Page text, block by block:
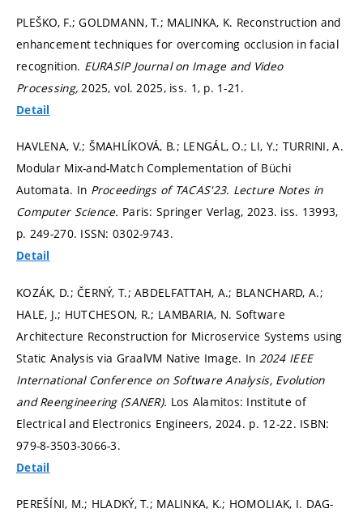
PLEŠKO, F.; GOLDMANN, T.; MALINKA, K. Reconstruction and
enhancement techniques for overcoming occlusion in facial
recognition. EURASIP Journal on Image and Video
Processing, 2025, vol. 2025, iss. 1, p. 1-21.
Detail
HAVLENA, V.; ŠMAHLÍKOVÁ, B.; LENGÁL, O.; LI, Y.; TURRINI, A.
Modular Mix-and-Match Complementation of Büchi
Automata. In Proceedings of TACAS'23. Lecture Notes in
Computer Science. Paris: Springer Verlag, 2023. iss. 13993,
p. 249-270. ISSN: 0302-9743.
Detail
KOZÁK, D.; ČERNÝ, T.; ABDELFATTAH, A.; BLANCHARD, A.;
HALE, J.; HUTCHESON, R.; LAMBARIA, N. Software
Architecture Reconstruction for Microservice Systems using
Static Analysis via GraalVM Native Image. In 2024 IEEE
International Conference on Software Analysis, Evolution
and Reengineering (SANER). Los Alamitos: Institute of
Electrical and Electronics Engineers, 2024. p. 12-22. ISBN:
979-8-3503-3066-3.
Detail
PEREŠÍNI, M.; HLADKÝ, T.; MALINKA, K.; HOMOLIAK, I. DAG-